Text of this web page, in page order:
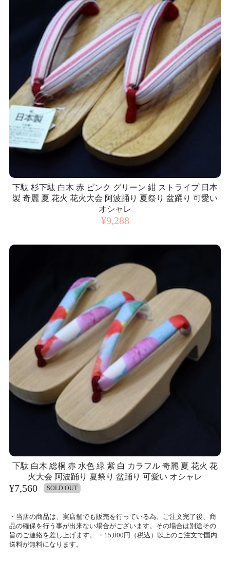
下駄 杉下駄 白木 赤 ピンク グリーン 紺 ストライプ 日本
製 奇麗 夏 花火 花火大会 阿波踊り 夏祭り 盆踊り 可愛い
オシャレ
¥9,288
下駄 白木 総桐 赤 水色 緑 紫 白 カラフル 奇麗 夏 花火 花
火大会 阿波踊り 夏祭り 盆踊り 可愛い オシャレ
¥7,560 SOLD OUT
・当店の商品は、実店舗でも販売を行っている為、ご注文完了後、商
品の確保を行う事が出来ない場合がございます。その場合は別途その
旨のご連絡を差し上げます。 ・15,000円（税込）以上のご注文で国内
送料が無料になります。